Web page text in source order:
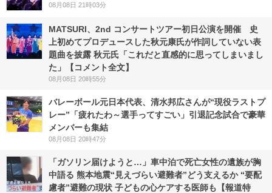
08月08日 21時03分
MATSURI、2nd コンサートツアー初日公演を開催 史
上初めてプロデュースした秋元康氏が作詞していない表
題曲を披露 秋元氏「これだと直感的に思ってしまいまし
た」【コメント全文】
08月08日 20時55分
バレーボール元日本代表、清水邦広さんが“現役ラストプ
レー”「疲れたわ～選手ってすごい」引退記念試合で豪華
メンバーも集結
08月08日 20時47分
「ガソリン届けようと…」車中泊で死亡女性の遺族が胸
中語る 熊本地震“見えづらい避難者”どう支えるか “要配
慮者”避難の現状 子どもの心ケアする医師も【報道特